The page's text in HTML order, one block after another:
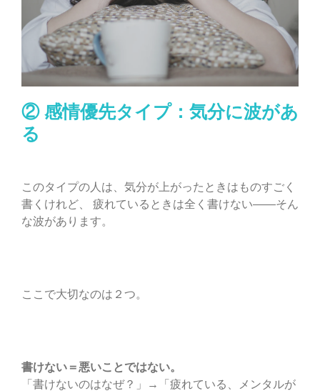
② 感情優先タイプ：気分に波があ
る
このタイプの人は、気分が上がったときはものすごく
書くけれど、 疲れているときは全く書けない—―そん
な波があります。
ここで大切なのは２つ。
書けない＝悪いことではない。
「書けないのはなぜ？」→「疲れている、メンタルが